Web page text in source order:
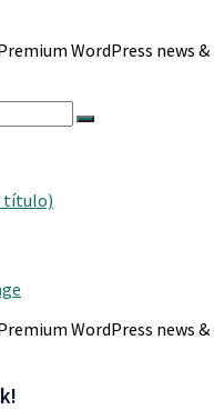
WordPress news
título)
WordPress news